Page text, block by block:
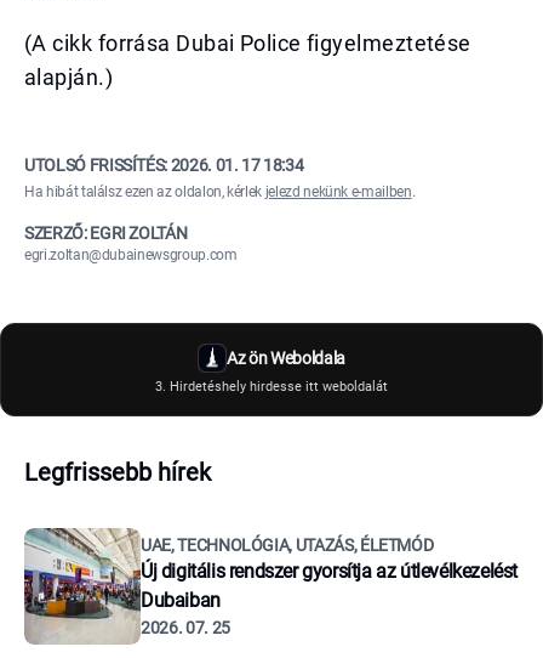
(A cikk forrása Dubai Police figyelmeztetése
alapján.)
UTOLSÓ FRISSÍTÉS:2026. 01. 17 18:34
Ha hibát találsz ezen az oldalon, kérlek jelezd nekünk e-mailben.
SZERZŐ: EGRI ZOLTÁN
egri.zoltan@dubainewsgroup.com
Az ön Weboldala
3. Hirdetéshely hirdesse itt weboldalát
Legfrissebb hírek
UAE, TECHNOLÓGIA, UTAZÁS, ÉLETMÓD
Új digitális rendszer gyorsítja az útlevélkezelést
Dubaiban
2026. 07. 25